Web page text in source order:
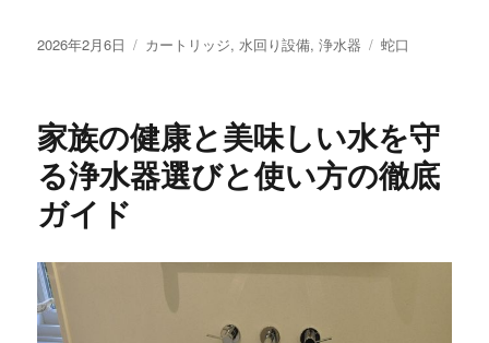
投
2026年2月6日
カ
ー
カートリッジ,水回り設備,浄水器
タ
蛇口
家族の健康と美味しい水を守
る浄水器選びと使い方の徹底
ガイド